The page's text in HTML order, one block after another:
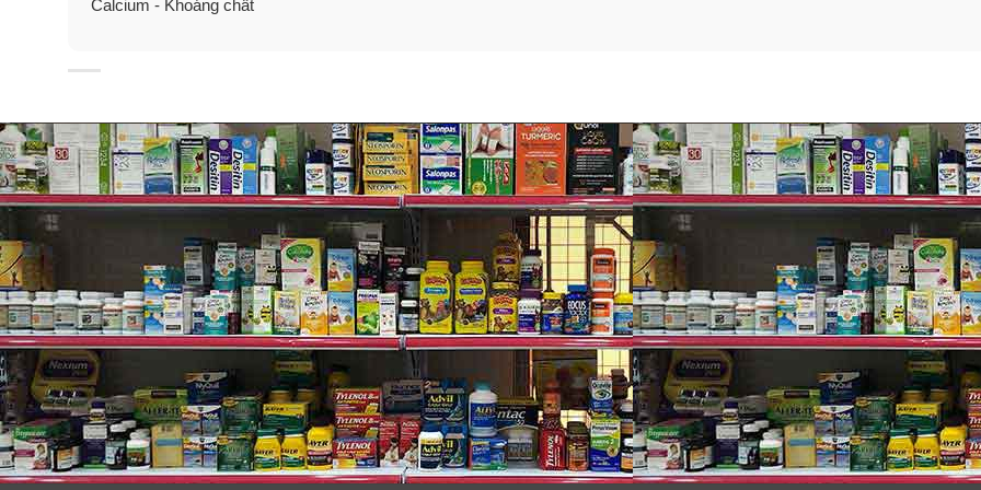
Lợi ích từ viên uống bổ sung kẽm Puritan’s Pride Zinc Picolinate
✓Hỗ trợ người bệnh tiêu hoá, bệnh viêm ruột, thận mãn tính…
✓Tăng cường hệ miễn dịch cho cơ thể.
✓Giúp tăng cường số lượng và sức khoẻ tinh trùng.
Calcium - Khoáng chất